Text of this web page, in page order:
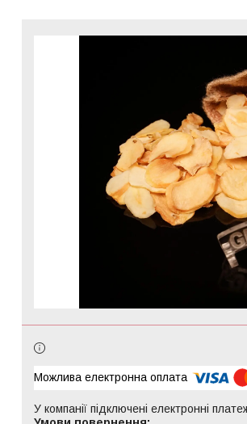
У компанії підключені електронні